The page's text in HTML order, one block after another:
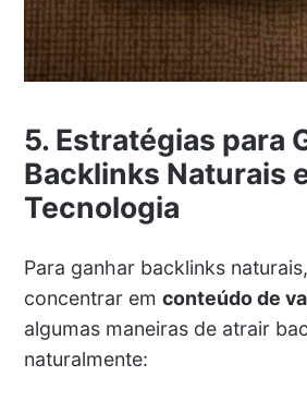
5. Estratégias para
Backlinks Naturais
Tecnologia
Para ganhar backlinks
concentrar em conteúdo de
algumas maneiras de atrair
naturalmente: